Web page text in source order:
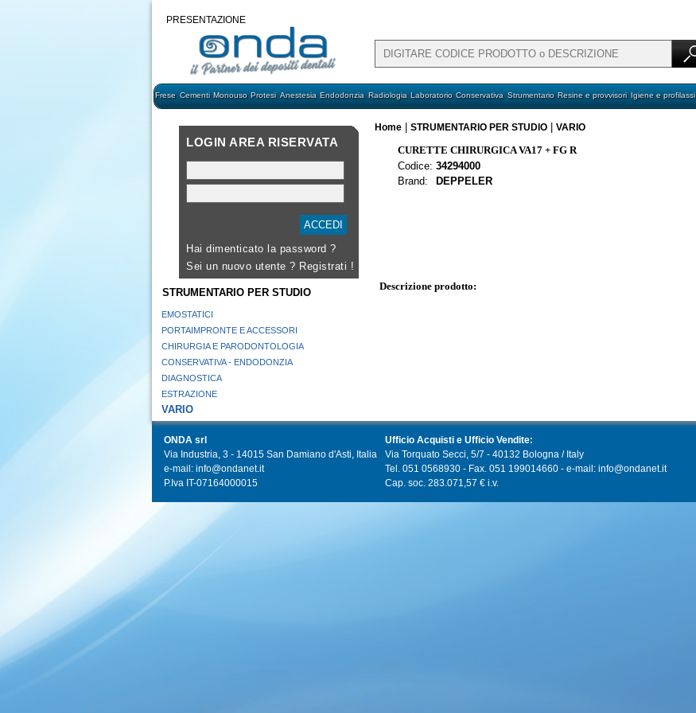
PRESENTAZIONE
Frese Cementi Monouso Protesi Anestesia Endodonzia Radiologia Laboratorio Conservativa Strumentario Resine e provvisori Igiene e profilassi
LOGIN AREA RISERVATA
Hai dimenticato la password ?
Sei un nuovo utente ? Registrati !
STRUMENTARIO PER STUDIO
EMOSTATICI
PORTAIMPRONTE E ACCESSORI
CHIRURGIA E PARODONTOLOGIA
CONSERVATIVA - ENDODONZIA
DIAGNOSTICA
ESTRAZIONE
VARIO
Home STRUMENTARIO PER STUDIO VARIO
CURETTE CHIRURGICA VA17 + FG R
Codice: 34294000
Brand:
DEPPELER
Descrizione prodotto:
ONDA srl
Via Industria, 3 - 14015 San Damiano d'Asti, Italia
e-mail: info@ondanet.it
P.Iva IT-07164000015
Ufficio Acquisti e Ufficio Vendite:
Via Torquato Secci, 5/7 - 40132 Bologna / Italy
Tel. 051 0568930 - Fax. 051 199014660 - e-mail: info@ondanet.it
Cap. soc. 283.071,57 € i.v.